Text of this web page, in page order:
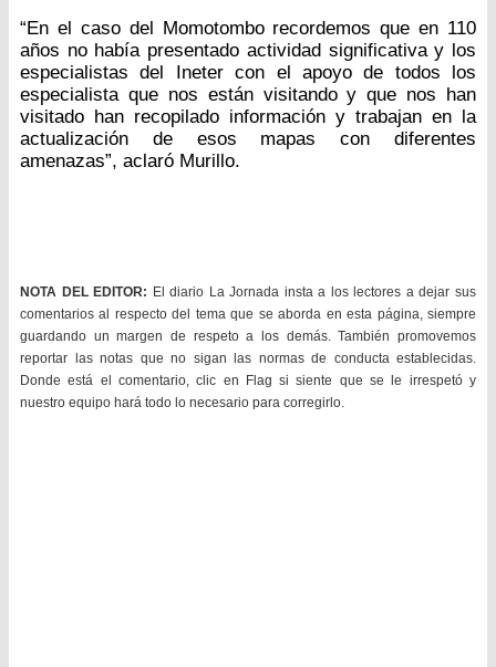
“En el caso del Momotombo recordemos que en 110
años no había presentado actividad significativa y los
especialistas del Ineter con el apoyo de todos los
especialista que nos están visitando y que nos han
visitado han recopilado información y trabajan en la
actualización de esos mapas con diferentes
amenazas”, aclaró Murillo.
NOTA DEL EDITOR: El diario La Jornada insta a los lectores a dejar sus
comentarios al respecto del tema que se aborda en esta página, siempre
guardando un margen de respeto a los demás. También promovemos
reportar las notas que no sigan las normas de conducta establecidas.
Donde está el comentario, clic en Flag si siente que se le irrespetó y
nuestro equipo hará todo lo necesario para corregirlo.